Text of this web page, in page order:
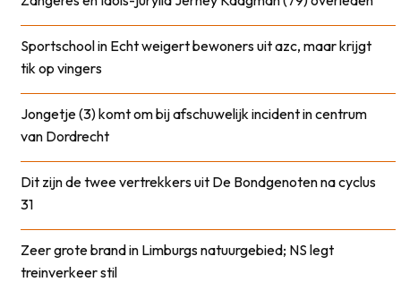
Sportschool in Echt weigert bewoners uit azc, maar krijgt
tik op vingers
Jongetje (3) komt om bij afschuwelijk incident in centrum
van Dordrecht
Dit zijn de twee vertrekkers uit De Bondgenoten na cyclus
31
Zeer grote brand in Limburgs natuurgebied; NS legt
treinverkeer stil